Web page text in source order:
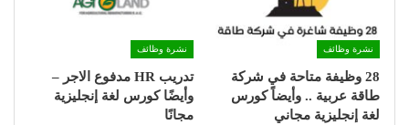
نشرة وظائف
28 وظيفة متاحة في شركة
طاقة عربية .. وأيضاً كورس
لغة إنجليزية مجاني
نشرة وظائف
تدريب HR مدفوع الاجر –
وأيضًا كورس لغة إنجليزية
مجانًا